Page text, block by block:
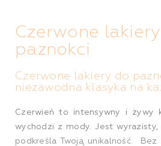
Czerwone
paznokci
Czerwone lakiery do
niezawodna klasyka na
Czerwień to intensywny i żywy
wychodzi z mody. Jest
podkreśla Twoją unikalność. Bez